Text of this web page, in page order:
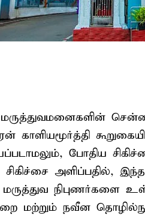
மருத்துவமனைகளின்
காளியமூர்த்தி
போதிய
அளிப்பதில்,
நிபுணர்களை
மற்றும் நவீன